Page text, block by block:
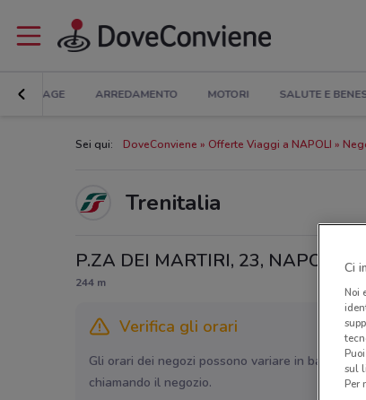
BRICOLAGE ARREDAMENTO MOTORI SALUTE E
Sei qui: DoveConviene Offerte Viaggi a NAPOLI
Trenitalia
P.ZA DEI MARTIRI, 23, NAPOLI
244 m
Verifica gli orari
Gli orari dei negozi possono variare in base
chiamando il negozio.
Ci
Noi
sul
Per